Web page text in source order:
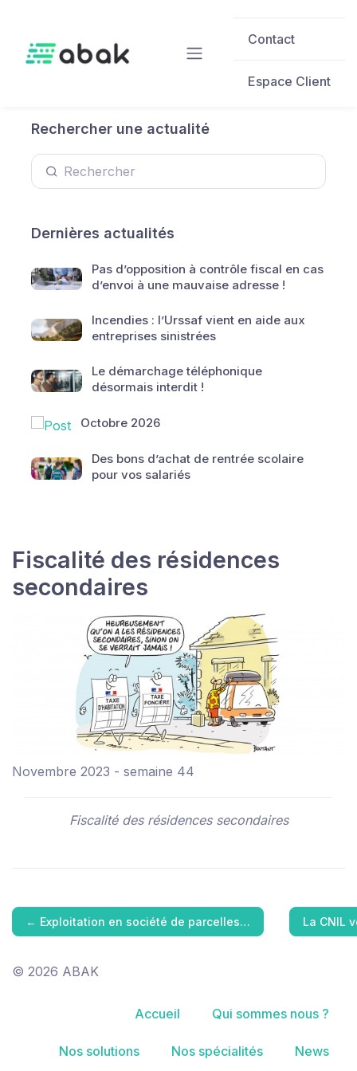
Contact
Espace Client
Rechercher une actualité
Dernières actualités
Pas d’opposition à contrôle fiscal en cas
d’envoi à une mauvaise adresse !
Incendies : l’Urssaf vient en aide aux
entreprises sinistrées
Le démarchage téléphonique
désormais interdit !
Octobre 2026
Des bons d’achat de rentrée scolaire
pour vos salariés
Fiscalité des résidences
secondaires
Novembre 2023 - semaine 44
Fiscalité des résidences secondaires
← Exploitation en société de parcelles… La CNIL
© 2026 ABAK
Accueil Qui sommes nous ?
Nos solutions Nos spécialités News